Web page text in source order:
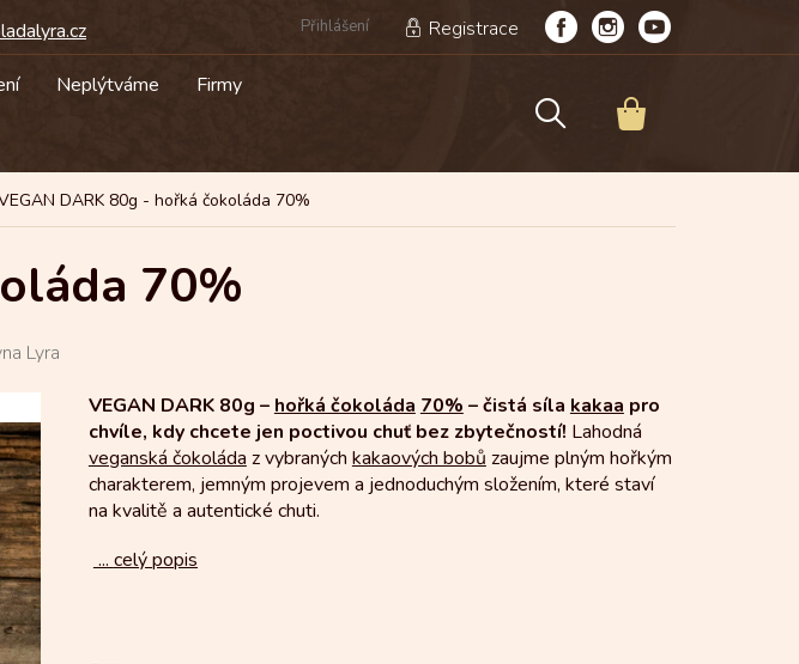
Přihlášení Registrace
NÁKUPNÍ
Neplýtváme Firmy
DARK 80g - hořká čokoláda 70%
70%
Lyra
VEGAN DARK 80g – hořká čokoláda 70% – čistá síla kakaa pro
chvíle, kdy chcete jen poctivou chuť bez zbytečností! Lahodná
veganská čokoláda z vybraných kakaových bobů zaujme plným hořkým
charakterem, jemným projevem a jednoduchým složením, které staví
na kvalitě a autentické chuti.
... celý popis